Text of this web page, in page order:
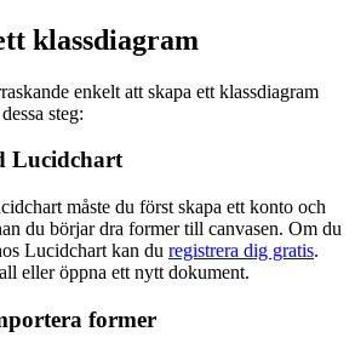
klassdiagram
enkelt att skapa ett klassdiagram
steg:
Lucidchart
måste du först skapa ett konto och
du börjar dra former till canvasen. Om du
Lucidchart kan du registrera dig gratis.
eller öppna ett nytt dokument.
former